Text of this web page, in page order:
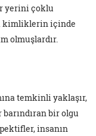
yerini çoklu
kimliklerin içinde
olmuşlardır.
temkinli yaklaşır,
bir olgu
insanın